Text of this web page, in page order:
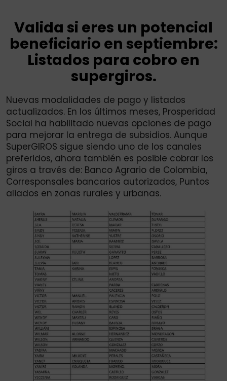
Valida si eres un potencial
beneficiario en septiembre:
Listados para cobro en
supergiros.
Nuevas modalidades de pago y listados
actualizados. En los últimos meses, Prosperidad
Social ha habilitado nuevas opciones de pago
para mejorar la entrega de subsidios. Aunque
SuperGIROS sigue siendo uno de los canales
preferidos, ahora también es posible cobrar los
giros a través de: Banco Agrario de Colombia,
Corresponsales bancarios autorizados, Puntos
aliados en zonas rurales y urbanas.